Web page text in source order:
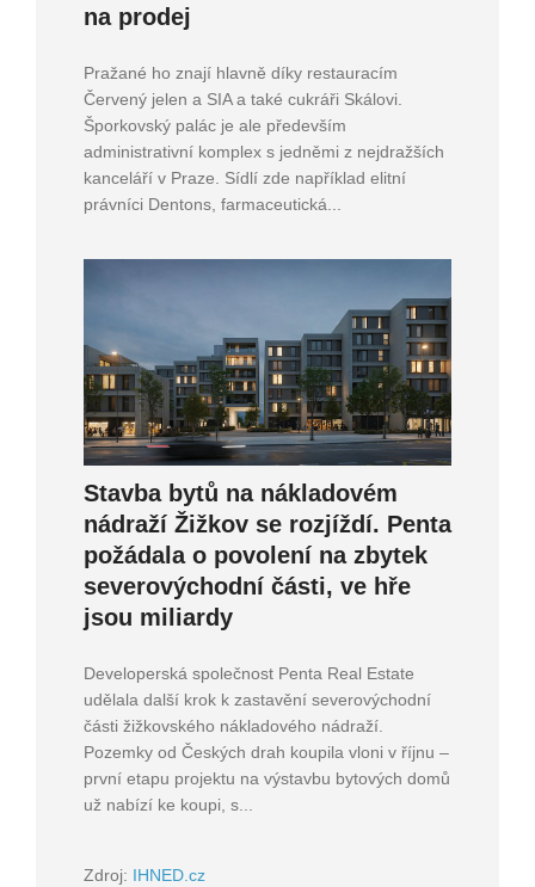
na prodej
Pražané ho znají hlavně díky restauracím
Červený jelen a SIA a také cukráři Skálovi.
Šporkovský palác je ale především
administrativní komplex s jedněmi z nejdražších
kanceláří v Praze. Sídlí zde například elitní
právníci Dentons, farmaceutická...
Stavba bytů na nákladovém
nádraží Žižkov se rozjíždí. Penta
požádala o povolení na zbytek
severovýchodní části, ve hře
jsou miliardy
Developerská společnost Penta Real Estate
udělala další krok k zastavění severovýchodní
části žižkovského nákladového nádraží.
Pozemky od Českých drah koupila vloni v říjnu –
první etapu projektu na výstavbu bytových domů
už nabízí ke koupi, s...
Zdroj: IHNED.cz